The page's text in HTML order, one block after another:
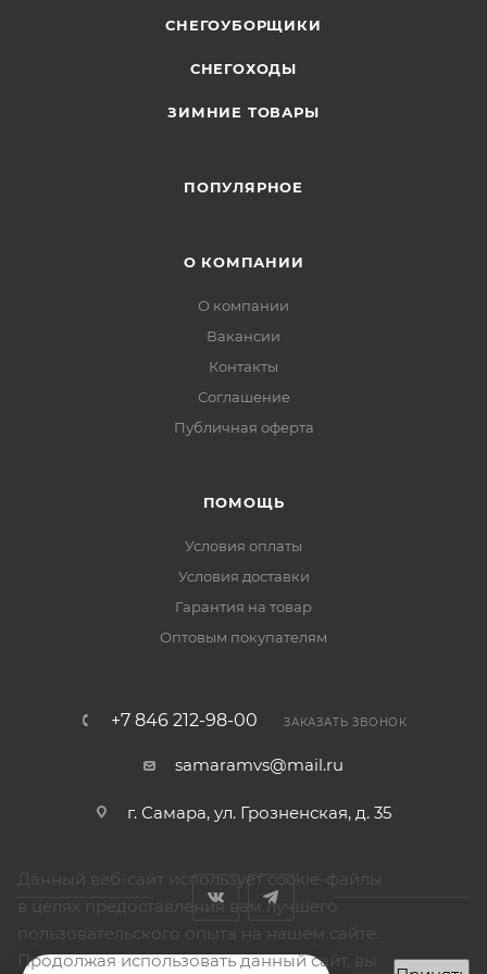
СНЕГОУБОРЩИКИ
СНЕГОХОДЫ
ЗИМНИЕ ТОВАРЫ
ПОПУЛЯРНОЕ
О КОМПАНИИ
О компании
Вакансии
Контакты
Соглашение
Публичная оферта
ПОМОЩЬ
Условия оплаты
Условия доставки
Гарантия на товар
Оптовым покупателям
+7 846 212-98-00 ЗАКАЗАТЬ ЗВОНОК
samaramvs@mail.ru
г. Самара, ул. Грозненская, д. 35
Данный веб-сайт использует cookie-файлы
в целях предоставления вам лучшего
пользовательского опыта на нашем сайте.
Продолжая использовать данный сайт, вы